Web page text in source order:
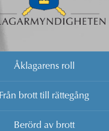
Åklagarens roll
Från brott till rättegång
Berörd av brott